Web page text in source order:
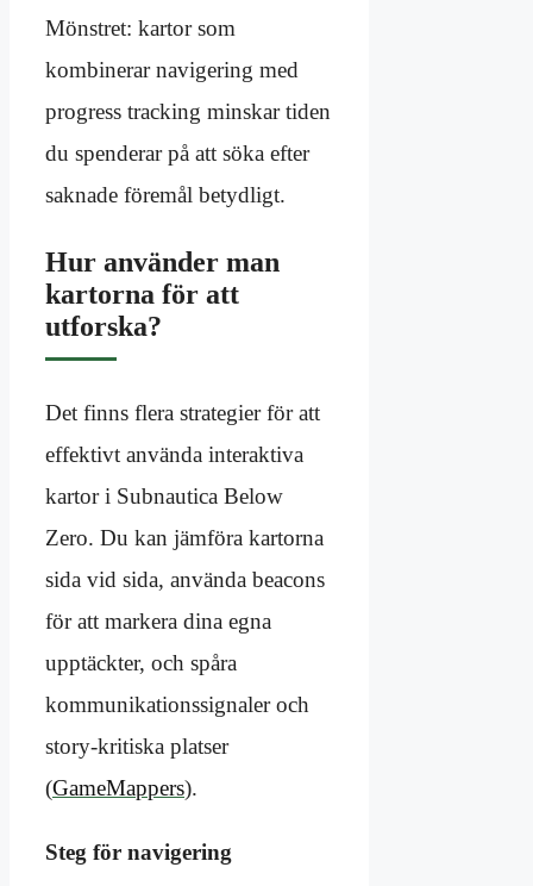
Mönstret: kartor som
kombinerar navigering med
progress tracking minskar tiden
du spenderar på att söka efter
saknade föremål betydligt.
Hur använder man
kartorna för att
utforska?
Det finns flera strategier för att
effektivt använda interaktiva
kartor i Subnautica Below
Zero. Du kan jämföra kartorna
sida vid sida, använda beacons
för att markera dina egna
upptäckter, och spåra
kommunikationssignaler och
story-kritiska platser
(GameMappers).
Steg för navigering